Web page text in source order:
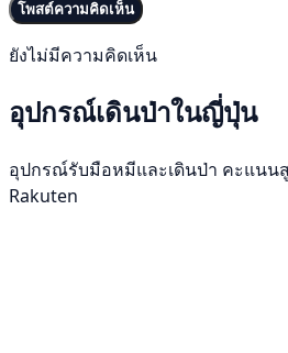
โพสต์ความคิดเห็น
ยังไม่มีความคิดเห็น
อุปกรณ์เดินป่าในญี่ปุ่น
อุปกรณ์รับมือหมีและเดินป่า คะแนน
Rakuten